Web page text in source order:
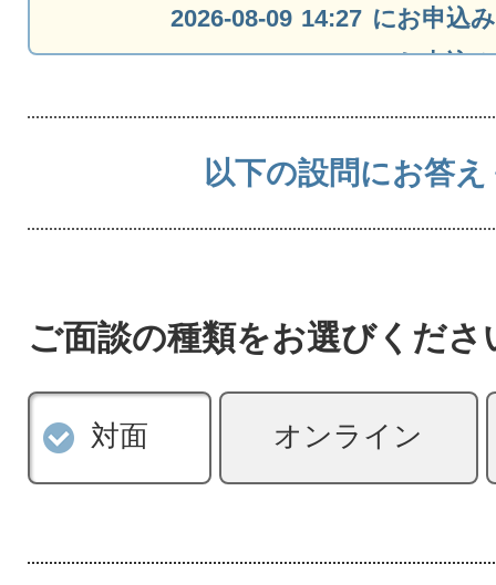
2026-08-09 14:26 にお申込
2026-08-09 15:30 にお申込
2026-08-09 15:29 にお申込
以下の設問にお答
ご面談の種類をお選びくださ
対面 オンライン